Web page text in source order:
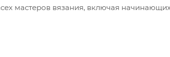
мастеров вязания, включая